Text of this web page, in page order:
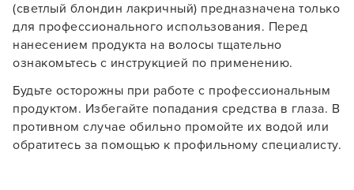
(светлый блондин лакричный) предназначена только
для профессионального использования. Перед
нанесением продукта на волосы тщательно
ознакомьтесь с инструкцией по применению.
Будьте осторожны при работе с профессиональным
продуктом. Избегайте попадания средства в глаза. В
противном случае обильно промойте их водой или
обратитесь за помощью к профильному специалисту.
смотреть товары и оформлять заказы — удобнее и
намного быстрее!
УСТАНОВИТЬ ИЗ GOOGLE PLAY
ПРОДОЛЖУ ЗДЕСЬ